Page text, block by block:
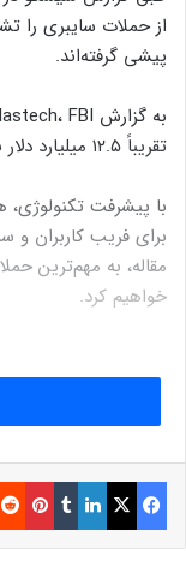
از حملات سایبری را
پیشی گرفته‌اند.
تقریباً ۱۲.۵ میلیارد دلار به دلیل حملات فیشینگ از دست داده‌اند.
با پیشرفت
برای فریب کاربران و
خواهیم کرد.
فیشینگ ایمیل
رایج‌ترین شیوه
اغلب از این طریق
تخمین زده می‌شود که
فیسبوک ایکس لینکداین تامبلر پینتریست